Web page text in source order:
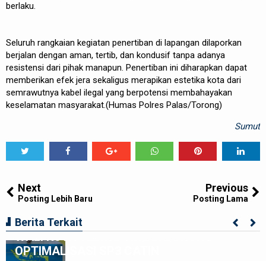
berlaku.
Seluruh rangkaian kegiatan penertiban di lapangan dilaporkan
berjalan dengan aman, tertib, dan kondusif tanpa adanya
resistensi dari pihak manapun. Penertiban ini diharapkan dapat
memberikan efek jera sekaligus merapikan estetika kota dari
semrawutnya kabel ilegal yang berpotensi membahayakan
keselamatan masyarakat.(Humas Polres Palas/Torong)
Sumut
Next
Posting Lebih Baru
Previous
Posting Lama
Berita Terkait
LAHIRKAN GENERASI BEBAS STUNTING,
WALI KOTA TEBING TINGGI DORONG
OPTIMALISASI SP3 CATIN